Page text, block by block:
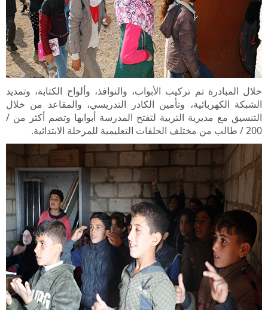
خلال المبادرة تم تركيب الأبواب، والنوافذ، وألواح الكتابة، وتمديد
الشبكة الكهربائية، وتأمين الكادر التدريسي، والمقاعد من خلال
التنسيق مع مديرية التربية لتفتح المدرسة أبوابها وتضم أكثر من /
200 / طالب من مختلف الحلقات التعليمية للمرحلة الابتدائية
.